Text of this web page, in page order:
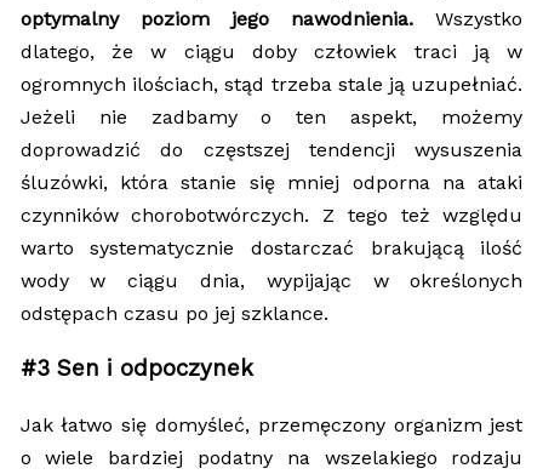
optymalny poziom jego nawodnienia. Wszystko
dlatego, że w ciągu doby człowiek traci ją w
ogromnych ilościach, stąd trzeba stale ją uzupełniać.
Jeżeli nie zadbamy o ten aspekt, możemy
doprowadzić do częstszej tendencji wysuszenia
śluzówki, która stanie się mniej odporna na ataki
czynników chorobotwórczych. Z tego też względu
warto systematycznie dostarczać brakującą ilość
wody w ciągu dnia, wypijając w określonych
odstępach czasu po jej szklance.
#3 Sen i odpoczynek
Jak łatwo się domyśleć, przemęczony organizm jest
o wiele bardziej podatny na wszelakiego rodzaju